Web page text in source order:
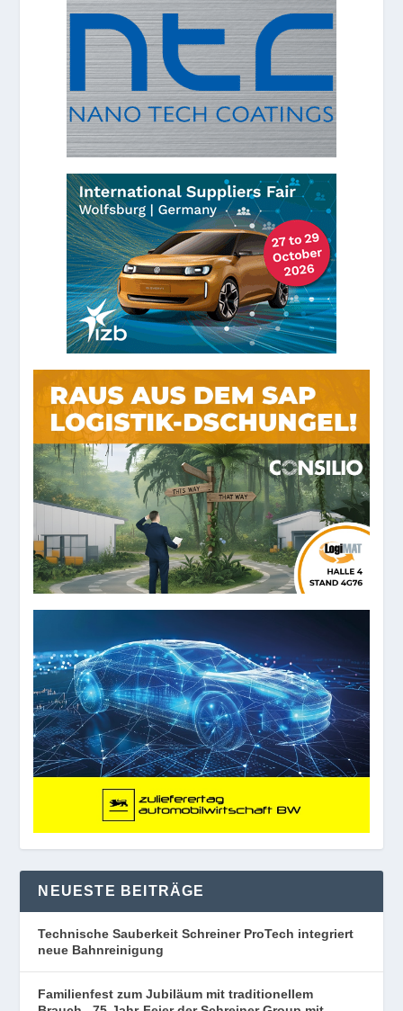
NEUESTE BEITRÄGE
Technische Sauberkeit Schreiner ProTech integriert
neue Bahnreinigung
Familienfest zum Jubiläum mit traditionellem